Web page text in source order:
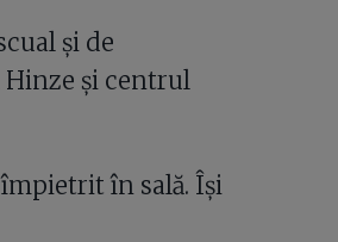
și de
și centrul
în sală. Își